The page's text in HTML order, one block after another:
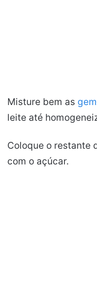
Misture bem as
leite até
Coloque o restante
com o açúcar.